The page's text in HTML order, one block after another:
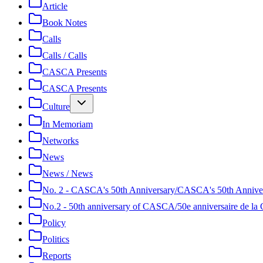
Article
Book Notes
Calls
Calls / Calls
CASCA Presents
CASCA Presents
Culture
In Memoriam
Networks
News
News / News
No. 2 - CASCA's 50th Anniversary/CASCA's 50th
No.2 - 50th anniversary of CASCA/50e anniversaire de la
Policy
Politics
Reports